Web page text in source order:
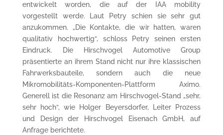
entwickelt worden, die auf der IAA mobility
vorgestellt werde. Laut Petry schien sie sehr gut
anzukommen. „Die Kontakte, die wir hatten, waren
qualitativ hochwertig“, schloss Petry seinen ersten
Eindruck. Die Hirschvogel Automotive Group
präsentierte an ihrem Stand nicht nur ihre klassischen
Fahrwerksbauteile, sondern auch die neue
Mikromobilitäts-Komponenten-Plattform Aximo.
Generell ist die Resonanz am Hirschvogel-Stand „sehr,
sehr hoch“, wie Holger Beyersdorfer, Leiter Prozess
und Design der Hirschvogel Eisenach GmbH, auf
Anfrage berichtete.